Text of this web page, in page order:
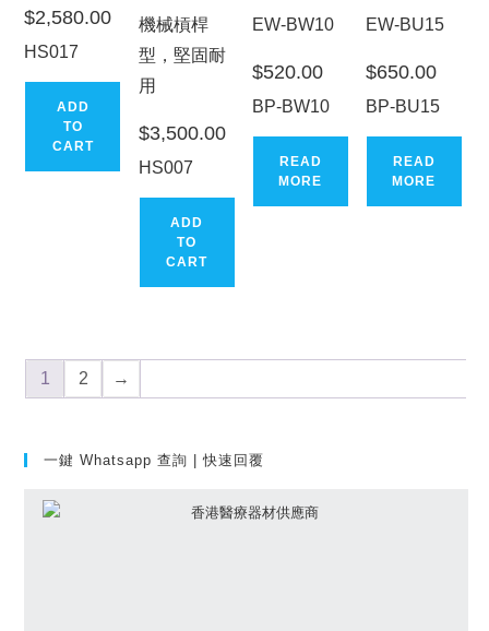
$2,580.00
HS017
ADD
TO
CART
機械槓桿
型，堅固耐
用
$3,500.00
HS007
ADD
TO
CART
EW-BW10
$520.00
BP-BW10
READ
MORE
EW-BU15
$650.00
BP-BU15
READ
MORE
1 2 →
一鍵 Whatsapp 查詢 | 快速回覆